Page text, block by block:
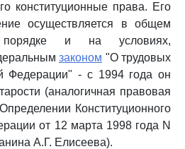
конституционные права. Его
осуществляется в общем
и на условиях,
законом "О трудовых
Федерации" - с 1994 года он
(аналогичная правовая
Конституционного
от 12 марта 1998 года N
А.Г. Елисеева).